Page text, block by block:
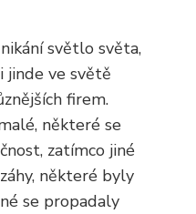
světlo světa,
jinde ve světě
firem.
některé se
zatímco jiné
některé byly
se propadaly